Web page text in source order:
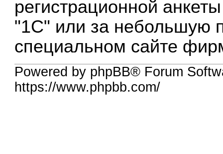
регистрационной
"1С" или за небольшую
специальном сайте
Powered by phpBB® Forum
https://www.phpbb.com/